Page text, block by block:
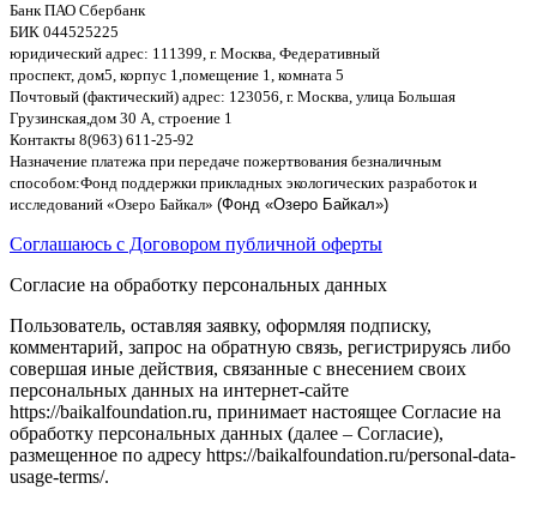
Банк ПАО Сбербанк
БИК 044525225
юридический адрес: 111399, г. Москва, Федеративный
проспект, дом5, корпус 1,помещение 1, комната 5
Почтовый (фактический) адрес: 123056, г. Москва, улица Большая
Грузинская,дом 30 А, строение 1
Контакты 8(963) 611-25-92
Назначение платежа при передаче пожертвования безналичным
способом:Фонд поддержки прикладных экологических разработок и
исследований «Озеро Байкал» (Фонд «Озеро Байкал»)
Соглашаюсь с Договором публичной оферты
Согласие на обработку персональных данных
Пользователь, оставляя заявку, оформляя подписку,
комментарий, запрос на обратную связь, регистрируясь либо
совершая иные действия, связанные с внесением своих
персональных данных на интернет-сайте
https://baikalfoundation.ru, принимает настоящее Согласие на
обработку персональных данных (далее – Согласие),
размещенное по адресу https://baikalfoundation.ru/personal-data-
usage-terms/.